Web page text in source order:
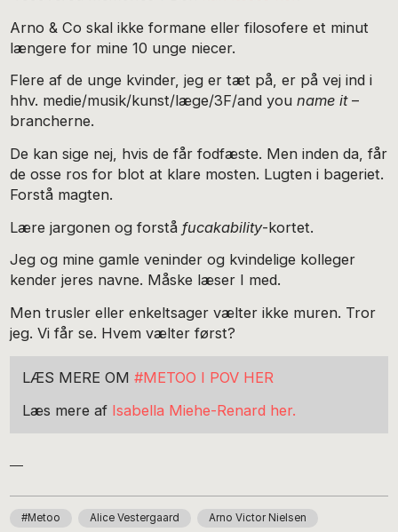
Arno & Co skal ikke formane eller filosofere et minut
længere for mine 10 unge niecer.
Flere af de unge kvinder, jeg er tæt på, er på vej ind i
hhv. medie/musik/kunst/læge/3F/and youname it–
brancherne.
De kan sige nej, hvis de får fodfæste. Men inden da, får
de osse ros for blot at klare mosten. Lugten i bageriet.
Forstå magten.
Lære jargonen og forståfucakability-kortet.
Jeg og mine gamle veninder og kvindelige kolleger
kender jeres navne. Måske læser I med.
Men trusler eller enkeltsager vælter ikke muren. Tror
jeg. Vi får se. Hvem vælter først?
LÆS MERE OM #METOO I POV HER
Læs mere af Isabella Miehe-Renard her.
#Metoo Alice Vestergaard Arno Victor Nielsen